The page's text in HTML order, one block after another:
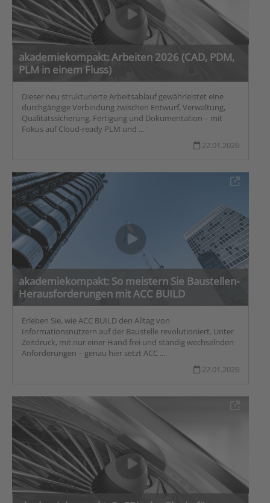
akademiekompakt: Arbeiten 2026 (CAD, PDM,
PLM in einem Fluss)
Dieser neu strukturierte Arbeitsablauf gewährleistet eine
durchgängige Verbindung zwischen Entwurf, Verwaltung,
Qualitätssicherung, Fertigung und Dokumentation – mit
Fokus auf Cloud-ready PLM und ...
22.01.2026
akademiekompakt: So meistern Sie Baustellen-
Herausforderungen mit ACC BUILD
Erleben Sie, wie ACC BUILD den Alltag von
Informationsnutzern auf der Baustelle revolutioniert. Unter
Zeitdruck, mit nur einer Hand frei und ständig wechselnden
Anforderungen – genau hier setzt ACC ...
22.01.2026